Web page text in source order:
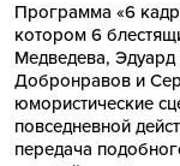
Программа «6
котором 6
Медведева,
Добронравов и
юмористические
повседневной
передача